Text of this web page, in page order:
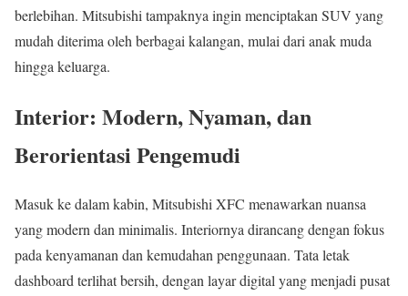
berlebihan. Mitsubishi tampaknya ingin menciptakan SUV yang
mudah diterima oleh berbagai kalangan, mulai dari anak muda
hingga keluarga.
Interior: Modern, Nyaman, dan
Berorientasi Pengemudi
Masuk ke dalam kabin, Mitsubishi XFC menawarkan nuansa
yang modern dan minimalis. Interiornya dirancang dengan fokus
pada kenyamanan dan kemudahan penggunaan. Tata letak
dashboard terlihat bersih, dengan layar digital yang menjadi pusat